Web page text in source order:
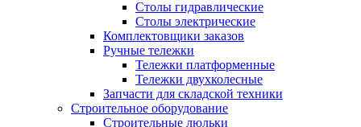
Столы гидравлические
Столы электрические
Комплектовщики заказов
Ручные тележки
Тележки платформенные
Тележки двухколесные
Запчасти для складской техники
Строительное оборудование
Строительные люльки